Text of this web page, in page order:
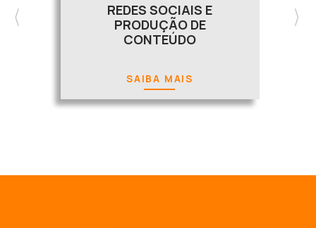
REDES SOCIAIS E
PRODUÇÃO DE
CONTEÚDO
SAIBA MAIS